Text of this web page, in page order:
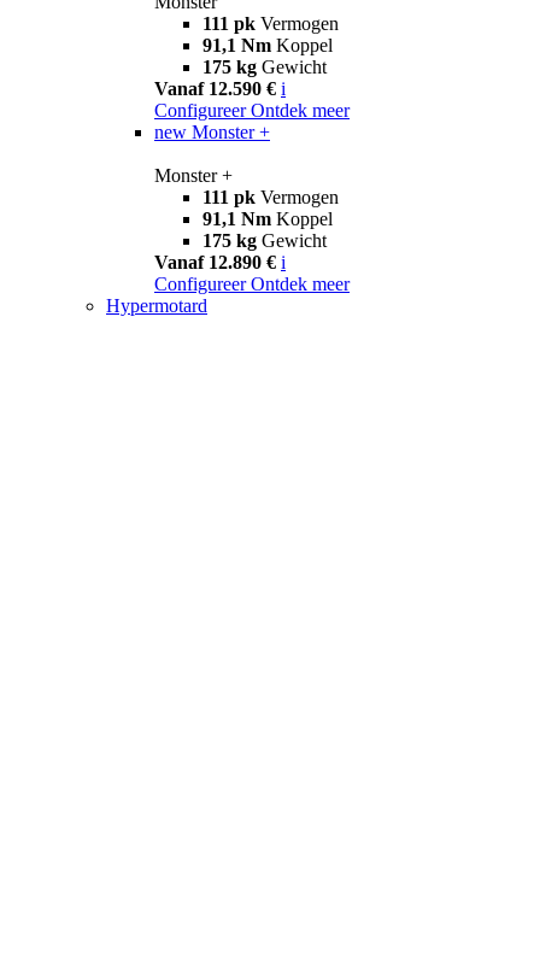
111 pk Vermogen
91,1 Nm Koppel
175 kg Gewicht
Vanaf 12.590 € i
Configureer Ontdek meer
new Monster +
Monster +
111 pk Vermogen
91,1 Nm Koppel
175 kg Gewicht
Vanaf 12.890 € i
Configureer Ontdek meer
Hypermotard